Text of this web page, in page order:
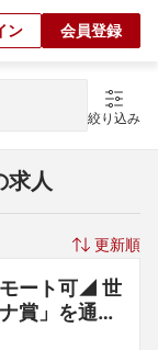
ン 会員登録
絞り込み
求人
更新順
ート可◢ 世
賞」を通算
有り）